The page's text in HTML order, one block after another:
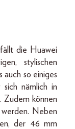
die Huawei
stylischen
auch so einiges
nämlich in
Zudem können
Neben
der 46 mm